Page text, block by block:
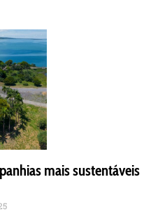
mais sustentáveis